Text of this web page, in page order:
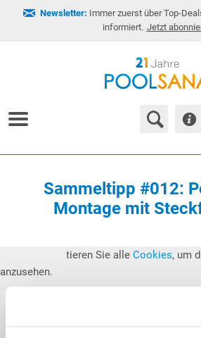
Newsletter: Immer zuerst über Top-
informiert. Jetzt
Sammeltipp #012:
Montage mit
Bitte akzeptieren Sie alle Cookies, um
anzusehen.